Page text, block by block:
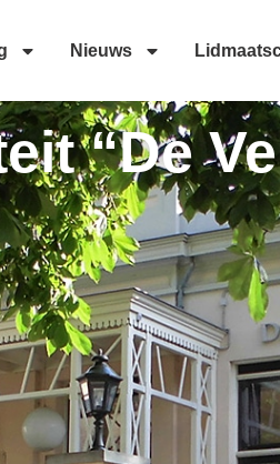
Nieuws
“De